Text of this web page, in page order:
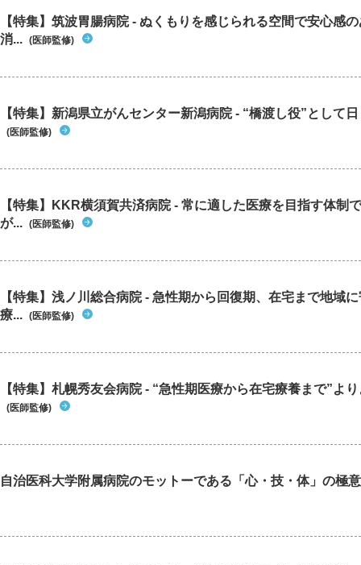
【特集】筑波胃腸病院 - ぬくもりを感じられる空間で安心感
消... (医師監修)
【特集】新潟県立がんセンター新潟病院 - “橋渡し役”として
(医師監修)
【特集】KKR横須賀共済病院 - 常に適した医療を目指す体制
が... (医師監修)
【特集】浅ノ川総合病院 - 急性期から回復期、在宅まで地域
療... (医師監修)
【特集】札幌秀友会病院 - “急性期医療から在宅療養まで”よ
(医師監修)
自治医科大学附属病院のモットーである「心・技・体」の極意